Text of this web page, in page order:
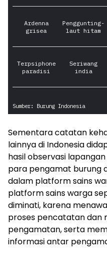
Sementara catatan
lainnya di Indonesia
hasil observasi
para pengamat burung
dalam platform sains
platform sains warga
diminati, karena
proses pencatatan dan
pengamatan, serta
informasi antar